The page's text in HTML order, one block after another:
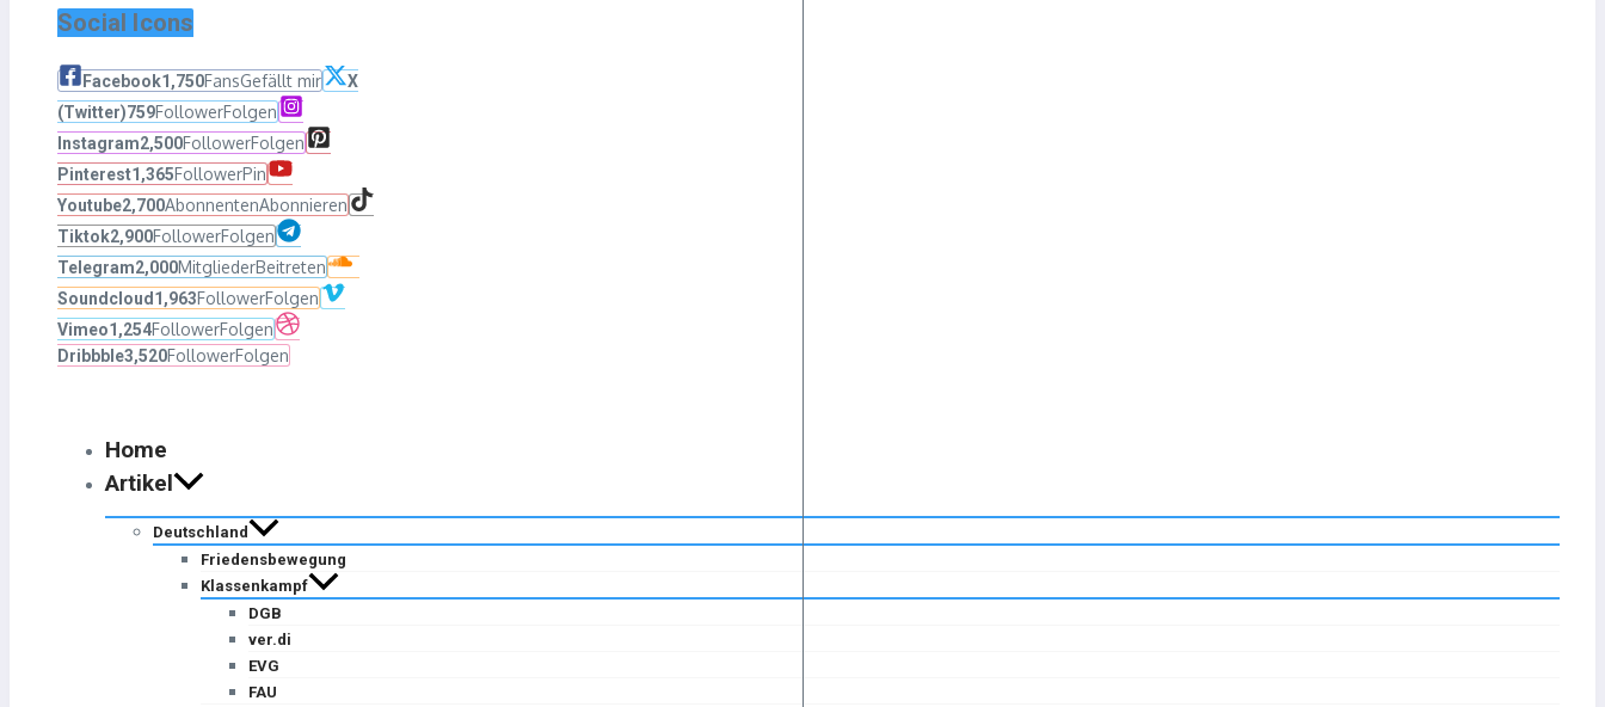
Social Icons
Facebook1,750FansGefällt mir
X
(Twitter)759FollowerFolgen
Instagram2,500FollowerFolgen
Pinterest1,365FollowerPin
Youtube2,700AbonnentenAbonnieren
Tiktok2,900FollowerFolgen
Telegram2,000MitgliederBeitreten
Soundcloud 1,963FollowerFolgen
Vimeo1,254FollowerFolgen
Dribbble3,520FollowerFolgen
Home
Artikel
Deutschland
Friedensbewegung
Klassenkampf
DGB
ver.di
EVG
FAU